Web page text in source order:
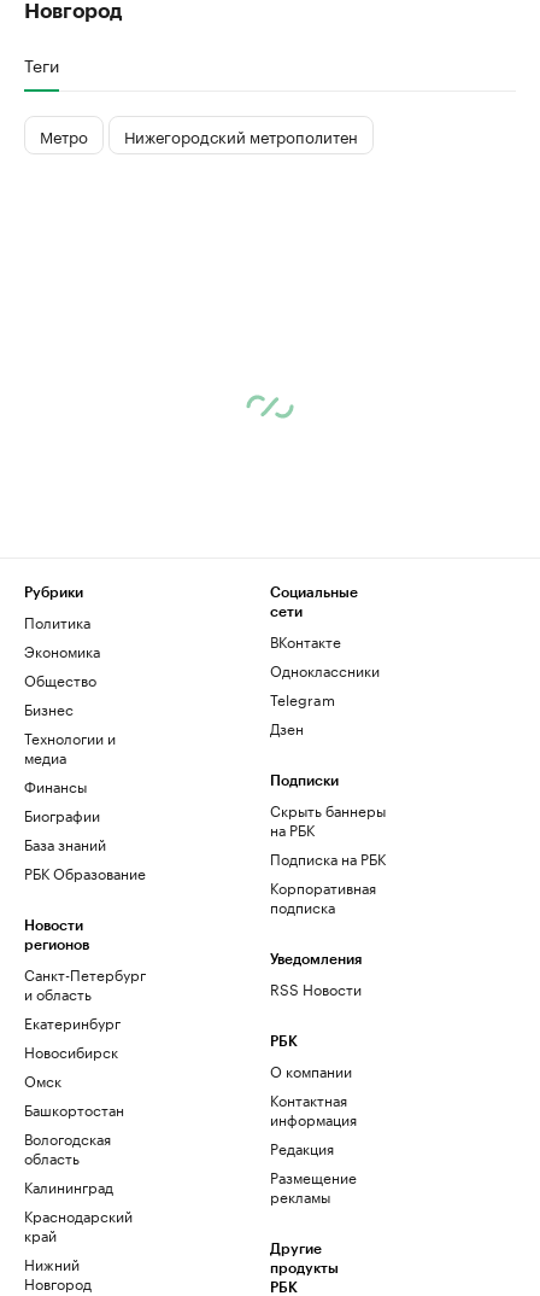
Новгород
Теги
Метро Нижегородский метрополитен
Рубрики
Политика
Экономика
Общество
Бизнес
Технологии и
медиа
Финансы
Биографии
База знаний
РБК Образование
Новости
регионов
Санкт-Петербург
и область
Екатеринбург
Новосибирск
Омск
Башкортостан
Вологодская
область
Калининград
Краснодарский
край
Нижний
Новгород
Социальные
сети
ВКонтакте
Одноклассники
Telegram
Дзен
Подписки
Скрыть баннеры
на РБК
Подписка на РБК
Корпоративная
подписка
Уведомления
RSS Новости
РБК
О компании
Контактная
информация
Редакция
Размещение
рекламы
Другие
продукты
РБК